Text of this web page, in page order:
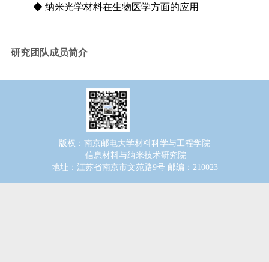
◆ 纳米光学材料在生物医学方面的应用
研究团队成员简介
版权：南京邮电大学材料科学与工程学院
信息材料与纳米技术研究院
地址：江苏省南京市文苑路9号 邮编：210023